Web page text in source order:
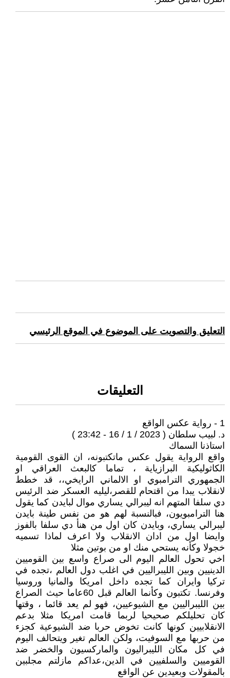
التعليق والتصويت على الموضوع في الموقع الرئيسي
التعليقات
1 - رواية عكس الواقع
د. لبيب سلطان ( 2023 / 1 / 16 - 23:42 )
استاذنا السماك
واقع الرواية يقول عكس ماتكتبونه، ان القوى القومية
الكاثوليكية البرازياية ، تماما كالبعث العراقي او
الجمهوري الترامبوي او الالماني الرايخي،، قد خطط
لانقلاب يبدا من اقتحام للقصر،ليليه العسكر ضد الرئيس
دي سلفا المتهم انه ليبرالي يساري موال لبايدن كما يقول
هنا الترامبويون، فبالنسبة لهم هو من نفس طينة بايدن
ليبرالي يساري، وبايدن كان اول من هنأ دي سلفا بالفوز
وايضا اول من ادان الانقلاب ولا اعرف لماذا تسميه
خجولا وكأنه يستحي منك او من بوتين مثلا
اخي تحول العالم اليوم الى صراع واسع بين القوميين
الدينيين وبين الليبراليين في اغلب دول العالم ،تجده في
تركيا وايران كما تجده داخل امريكا والمانيا وروسيا
وفرنسا. تكتبون وكأنما العالم قبل 60عاما حيث الصراع
بين الليبراليين مع الشيوعيين، فهو لم يعد قائما ، وقتها
كان تحليلكم صحيحيا لربما قامت امريكا مثلا بدعم
الانقلابيين كونها كانت تخوض حربا ضد الشيوعية كجزء
من حربها مع السوفيت، ولكن العالم تغير ويتحالف اليوم
في كل مكان الليبراليون والماركسيون والخضر ضد
القوميين والسلفيين في الدين،عداكم مازلتم مجلبين
بالمقولات وبعيدين عن الواقع